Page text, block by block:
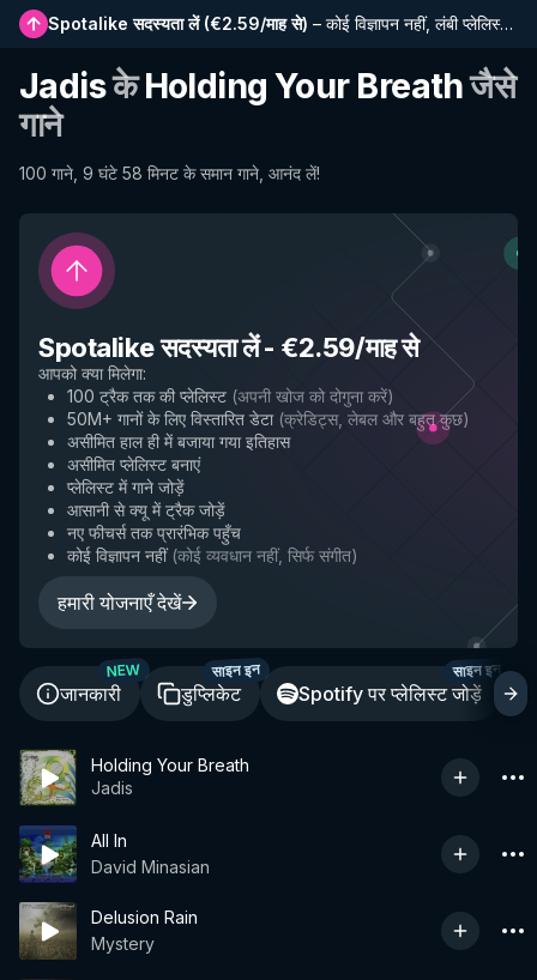
Spotalike सदस्यता लें(€2.59/माह से) – कोई विज्ञापन नहीं, लंबी प्लेलिस्ट, पूर्ण इतिहास और नई सुविधाओं तक प्रारंभिक पहुंच
JadisकेHolding Your Breathजैसे
गाने
100 गाने, 9 घंटे 58 मिनट के समान गाने, आनंद लें!
Spotalike सदस्यता लें- €2.59/माह से
आपको क्या मिलेगा:
100 ट्रैक तक की प्लेलिस्ट (अपनी खोज को दोगुना करें)
50M+ गानों के लिए विस्तारित डेटा (क्रेडिट्स, लेबल और बहुत कुछ)
असीमित हाल ही में बजाया गया इतिहास
असीमित प्लेलिस्ट बनाएं
प्लेलिस्ट में गाने जोड़ें
आसानी से क्यू में ट्रैक जोड़ें
नए फीचर्स तक प्रारंभिक पहुँच
कोई विज्ञापन नहीं (कोई व्यवधान नहीं, सिर्फ संगीत)
हमारी योजनाएँ देखें
जानकारी
NEW
डुप्लिकेट
साइन इन
Spotify पर प्लेलिस्ट जोड़ें
साइन इन
Holding Your Breath
Jadis
All In
David Minasian
Delusion Rain
Mystery